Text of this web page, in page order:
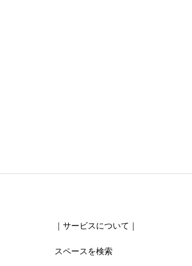
星の数をお選びください
｜サービスについて｜
スペースを検索